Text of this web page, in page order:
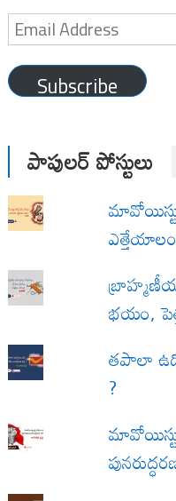
Email
Address
Subscribe
పాపులర్ పోస్టులు
భయం,
త‌పాలా
?